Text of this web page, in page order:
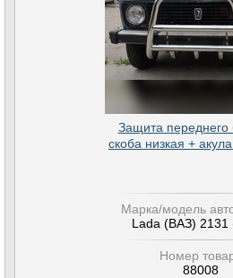
Защита переднего
скоба низкая +
Марка/модель
Lada (ВАЗ) 2131
Номер
88008